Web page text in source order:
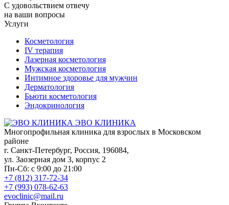
С удовольствием отвечу
на ваши вопросы
Услуги
Косметология
IV терапия
Лазерная косметология
Мужская косметология
Интимное здоровье для мужчин
Дерматология
Бьюти косметология
Эндокринология
ЭВО КЛИНИКА
Многопрофильная клиника для взрослых в Московском
районе
г. Санкт-Петербург, Россия, 196084,
ул. Заозерная дом 3, корпус 2
Пн-Сб: с 9:00 до 21:00
+7 (812) 317-72-34
+7 (993) 078-62-63
evoclinic@mail.ru